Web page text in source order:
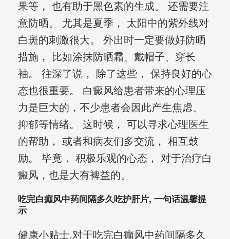
果等， 也有助于黑色素的生成。 还需要注
意防晒。 尤其是夏季， 太阳中的紫外线对
白斑的刺激很大。 外出时一定要做好防晒
措施， 比如涂抹防晒霜、戴帽子、穿长
袖。 往深了说， 除了这些， 保持良好的心
态也很重要。 白癜风给患者带来的心理压
力是巨大的，不少患者会因此产生焦虑、
抑郁等情绪。 这时候， 可以寻求心理医生
的帮助， 或者和病友们多交流， 相互鼓
励。 毕竟， 积极乐观的心态， 对于治疗白
癜风，也是大有裨益的。
吃完白癲风中药间隔多久吃护肝片, 一句话温馨提
示
健康小贴士,对于吃完白癲风中药间隔多久